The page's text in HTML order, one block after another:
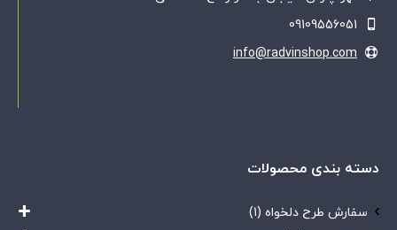
09109556051
info@radvinshop.com
دسته بندی محصولات
سفارش طرح دلخواه (1)